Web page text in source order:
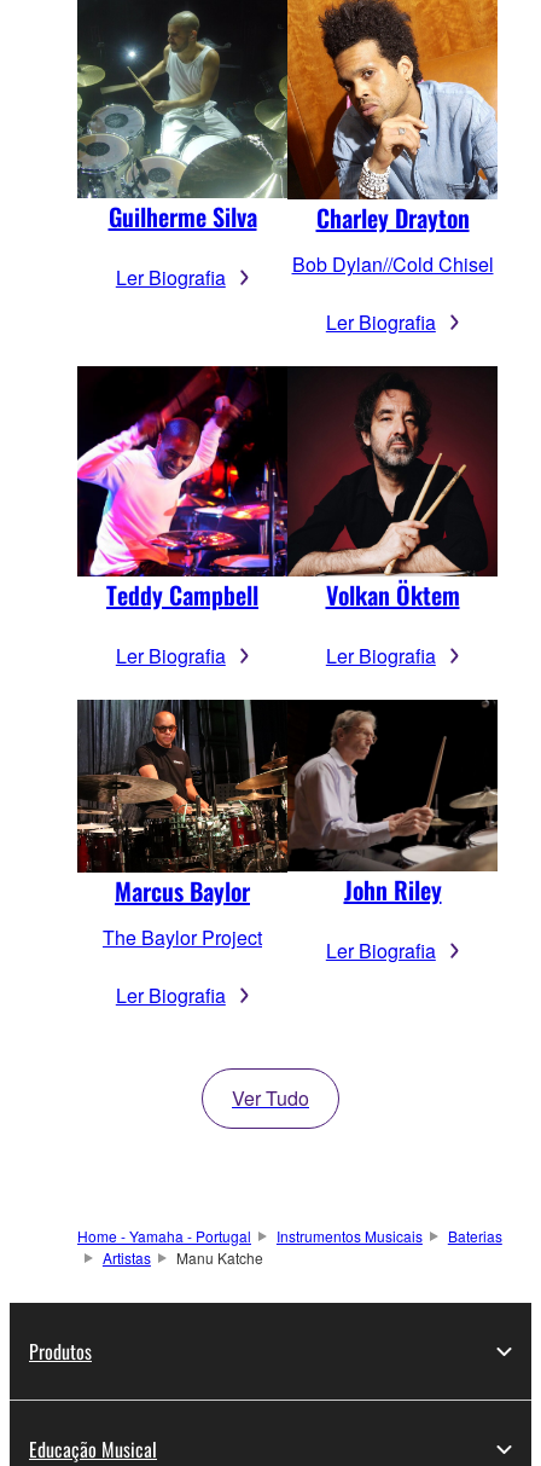
Guilherme Silva
Ler Biografia
Charley Drayton
Bob Dylan//Cold Chisel
Ler Biografia
Teddy Campbell
Ler Biografia
Volkan Öktem
Ler Biografia
Marcus Baylor
The Baylor Project
Ler Biografia
John Riley
Ler Biografia
Ver Tudo
Home - Yamaha - Portugal Instrumentos Musicais
Baterias
Artistas
Manu Katche
Produtos
Educação Musical